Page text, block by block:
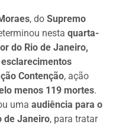
, doSupremo
nestaquarta-
do Rio de Janeiro,
esclarecimentos
Contenção, ação
menos 119 mortes.
umaaudiência para o
de Janeiro, para tratar